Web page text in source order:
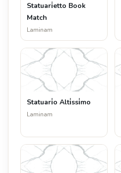
Statuari̇etto Book
Match
Laminam
Statuari̇o Alti̇ssi̇mo
Laminam